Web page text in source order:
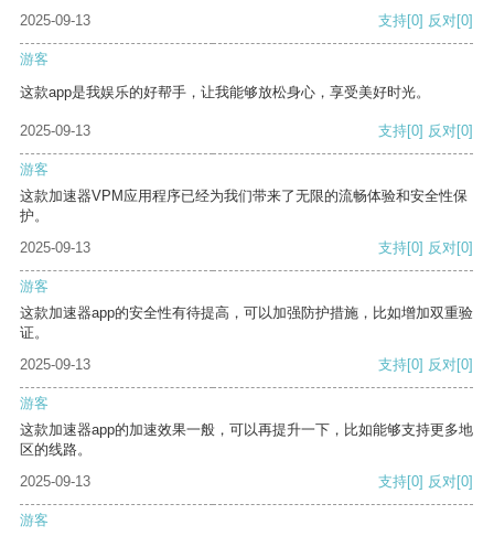
2025-09-13
支持[0] 反对[0]
游客
这款app是我娱乐的好帮手，让我能够放松身心，享受美好时光。
2025-09-13 支持[0] 反对[0]
游客
这款加速器VPM应用程序已经为我们带来了无限的流畅体验和安全性保
护。
2025-09-13
支持[0] 反对[0]
游客
这款加速器app的安全性有待提高，可以加强防护措施，比如增加双重验
证。
2025-09-13
支持[0] 反对[0]
游客
这款加速器app的加速效果一般，可以再提升一下，比如能够支持更多地
区的线路。
2025-09-13
支持[0] 反对[0]
游客